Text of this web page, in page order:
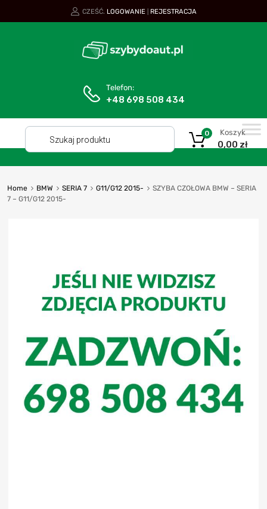
CZEŚĆ. LOGOWANIE REJESTRACJA
Telefon:
+48 698 508 434
Koszyk
0,00 zł
0
Home BMW SERIA 7 G11/G12 2015-
SZYBA CZOŁOWA BMW – SERIA
7 – G11/G12 2015-